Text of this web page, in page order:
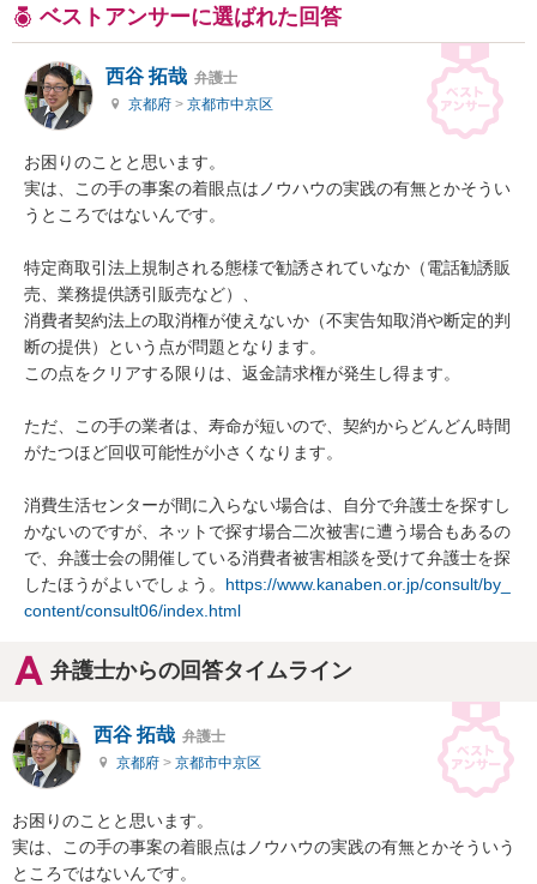
ベストアンサーに選ばれた回答
西谷 拓哉 弁護士
京都府 > 京都市中京区
お困りのことと思います。
実は、この手の事案の着眼点はノウハウの実践の有無とかそうい
うところではないんです。
特定商取引法上規制される態様で勧誘されていなか（電話勧誘販
売、業務提供誘引販売など）、
消費者契約法上の取消権が使えないか（不実告知取消や断定的判
断の提供）という点が問題となります。
この点をクリアする限りは、返金請求権が発生し得ます。
ただ、この手の業者は、寿命が短いので、契約からどんどん時間
がたつほど回収可能性が小さくなります。
消費生活センターが間に入らない場合は、自分で弁護士を探すし
かないのですが、ネットで探す場合二次被害に遭う場合もあるの
で、弁護士会の開催している消費者被害相談を受けて弁護士を探
したほうがよいでしょう。 https://www.kanaben.or.jp/consult/by_
content/consult06/index.html
弁護士からの回答タイムライン
西谷 拓哉 弁護士
京都府 > 京都市中京区
お困りのことと思います。
実は、この手の事案の着眼点はノウハウの実践の有無とかそういう
ところではないんです。